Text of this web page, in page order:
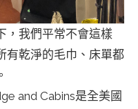
，我們平常不會這樣
有乾淨的毛巾、床單都
and Cabins是全美國